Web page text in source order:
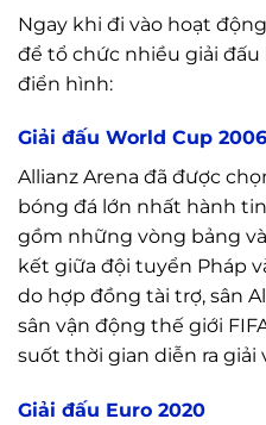
Ngay khi đi vào hoạt
để tổ chức nhiều giải
điển hình:
Giải đấu World Cup 2006
Allianz Arena đã được
bóng đá lớn nhất hành
gồm những vòng bảng
kết giữa đội tuyển Pháp
do hợp đồng tài trợ, sân
sân vận động thế giới
suốt thời gian diễn ra giải
Giải đấu Euro 2020